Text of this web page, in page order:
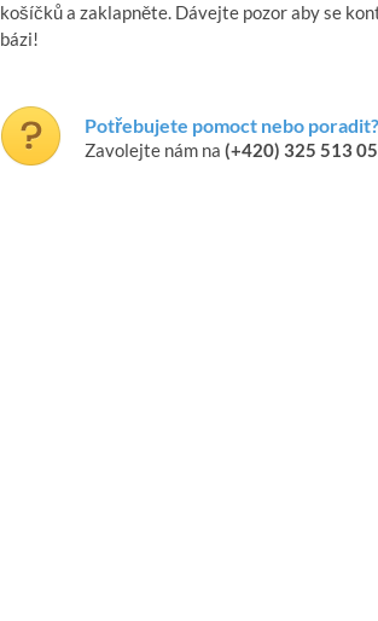
košíčků a zaklapněte. Dávejte pozor aby se
bázi!
Potřebujete pomoct nebo poradit?
Zavolejte nám na (+420) 325 513